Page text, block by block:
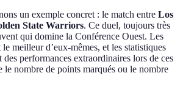
un exemple concret : le match entre Los
State Warriors. Ce duel, toujours très
qui domine la Conférence Ouest. Les
meilleur d’eux-mêmes, et les statistiques
performances extraordinaires lors de ces
le nombre de points marqués ou le nombre